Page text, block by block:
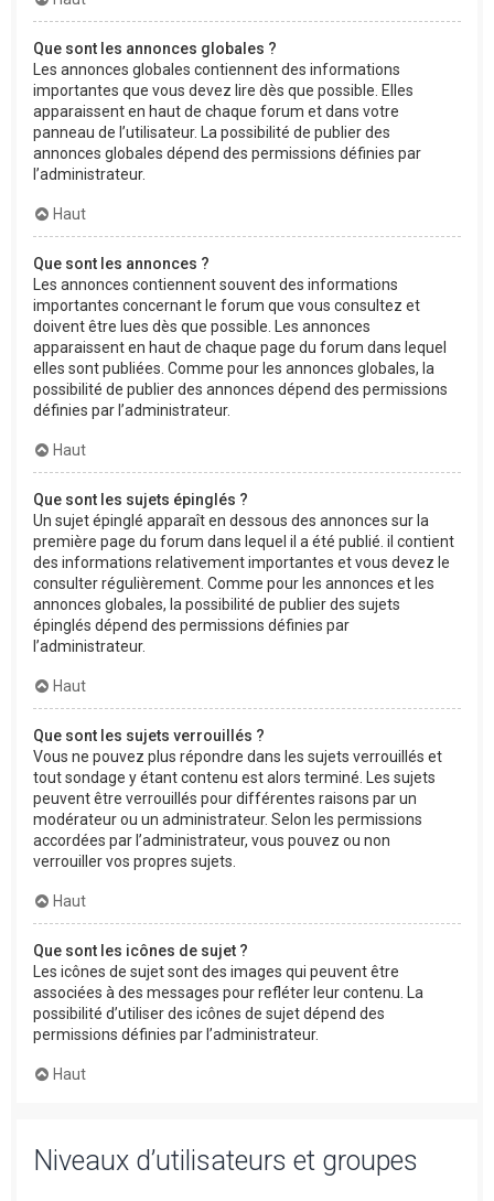
Que sont les annonces globales ?
Les annonces globales contiennent des informations
importantes que vous devez lire dès que possible. Elles
apparaissent en haut de chaque forum et dans votre
panneau de l’utilisateur. La possibilité de publier des
annonces globales dépend des permissions définies par
l’administrateur.
Haut
Que sont les annonces ?
Les annonces contiennent souvent des informations
importantes concernant le forum que vous consultez et
doivent être lues dès que possible. Les annonces
apparaissent en haut de chaque page du forum dans lequel
elles sont publiées. Comme pour les annonces globales, la
possibilité de publier des annonces dépend des permissions
définies par l’administrateur.
Haut
Que sont les sujets épinglés ?
Un sujet épinglé apparaît en dessous des annonces sur la
première page du forum dans lequel il a été publié. il contient
des informations relativement importantes et vous devez le
consulter régulièrement. Comme pour les annonces et les
annonces globales, la possibilité de publier des sujets
épinglés dépend des permissions définies par
l’administrateur.
Haut
Que sont les sujets verrouillés ?
Vous ne pouvez plus répondre dans les sujets verrouillés et
tout sondage y étant contenu est alors terminé. Les sujets
peuvent être verrouillés pour différentes raisons par un
modérateur ou un administrateur. Selon les permissions
accordées par l’administrateur, vous pouvez ou non
verrouiller vos propres sujets.
Haut
Que sont les icônes de sujet ?
Les icônes de sujet sont des images qui peuvent être
associées à des messages pour refléter leur contenu. La
possibilité d’utiliser des icônes de sujet dépend des
permissions définies par l’administrateur.
Haut
Niveaux d’utilisateurs et groupes